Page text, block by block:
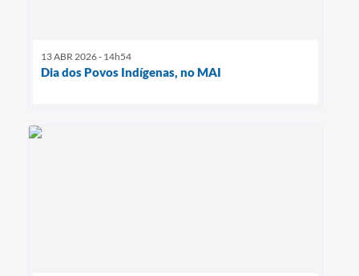
13 ABR 2026 - 14h54
Dia dos Povos Indígenas, no MAI